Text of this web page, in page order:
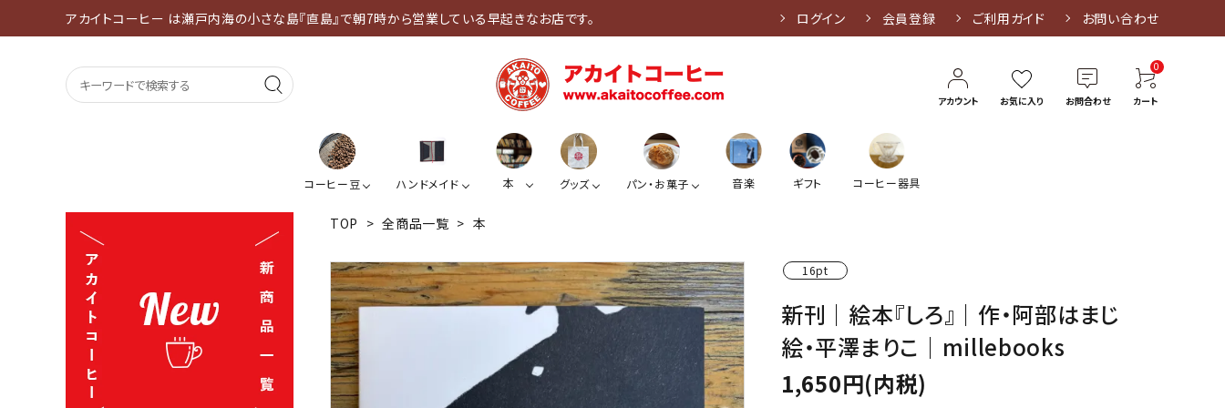
アカイトコーヒー は瀬戸内海の小さな島『直島』で朝7時から営業している早起きなお店です。 ログイン 会員登録 ご利用ガイド お問い合わせ
アカウント お気に入り お問合わせ
0
カート
コーヒー豆 ハンドメイド 本 グッズ パン・お菓子 音楽 ギフト コーヒー器具
TOP > 全商品一覧 > 本
16pt
新刊｜絵本『しろ』｜作・阿部はまじ
絵・平澤まりこ｜millebooks
1,650円(内税)